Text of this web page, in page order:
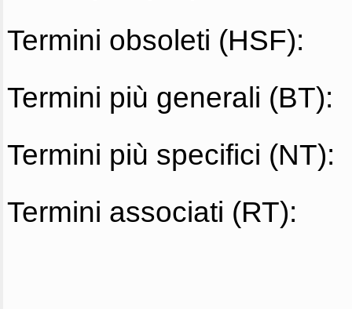
Termini obsoleti (HSF):
Termini più generali (BT):
Termini più specifici (NT):
Termini associati (RT):